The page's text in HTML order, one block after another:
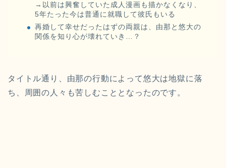
→以前は興奮していた成人漫画も描かなくなり、
5年たった今は普通に就職して彼氏もいる
再婚して幸せだったはずの両親は、由那と悠大の
関係を知り心が壊れていき…？
タイトル通り、由那の行動によって悠大は地獄に落
ち、周囲の人々も苦しむこととなったのです。